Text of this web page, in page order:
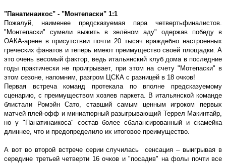
ʺПанатинаикосʺ - ʺМонтепаскиʺ 1:1
Пожалуй, наименее предсказуемая пара четвертьфиналистов.
ʺМонтепаскиʺ сумели выжить в зелёном адуʺ одержав победу в
ОАКА-арене в присутствии почти 20 тысяч враждебно настроенных
греческих фанатов и теперь имеют преимущество своей площадки. А
это очень весомый фактор, ведь итальянский клуб дома в последние
годы практически не проигрывает, при этом на счету ʺМотепаскиʺ в
этом сезоне, напомним, разгром ЦСКА с разницей в 18 очков!
Первая встреча команд протекала по вполне предсказуемому
сценарию, с преимуществом хозяев паркета. В итальянской команде
блистали Ромэйн Сато, ставший самым ценным игроком первых
матчей плей-офф и миниатюрный разыгрывающий Террел Макинтайр,
но у ʺПанатинаикосаʺ состав более сбалансированный и скамейка
длиннее, что и предопределило их итоговое преимущество.
А вот во второй встрече серии случилась
сенсация – выигрывая в
середине третьей четверти 16 очков и ʺпосадивʺ на фолы почти все